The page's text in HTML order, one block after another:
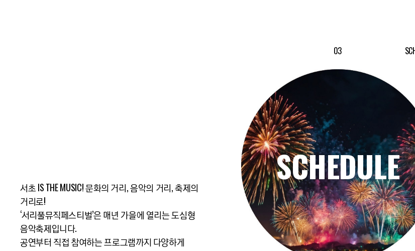
서초 IS THE MUSIC! 문화의 거리, 음악의 거리, 축제의
거리로!
‘서리풀뮤직페스티벌’은 매년 가을에 열리는 도심형
음악축제입니다.
공연부터 직접 참여하는 프로그램까지 다양하게
03
SCHEDULE